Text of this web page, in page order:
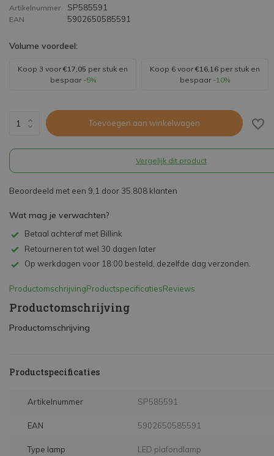
Artikelnummer SP585591
EAN 5902650585591
Volume voordeel:
Koop 3 voor€17,05 per stuk en
bespaar -5%
Koop 6 voor€16,16 per stuk en
bespaar -10%
Toevoegen aan winkelwagen
Vergelijk dit product
Beoordeeld met een 9,1 door 35.808 klanten
Wat mag je verwachten?
Betaal achteraf met Billink
Retourneren tot wel 30 dagen later
Op werkdagen voor 18:00 besteld, dezelfde dag verzonden.
ProductomschrijvingProductspecificatiesReviews
Productomschrijving
Productomschrijving
Productspecificaties
Artikelnummer SP585591
EAN 5902650585591
Type lamp LED plafondlamp